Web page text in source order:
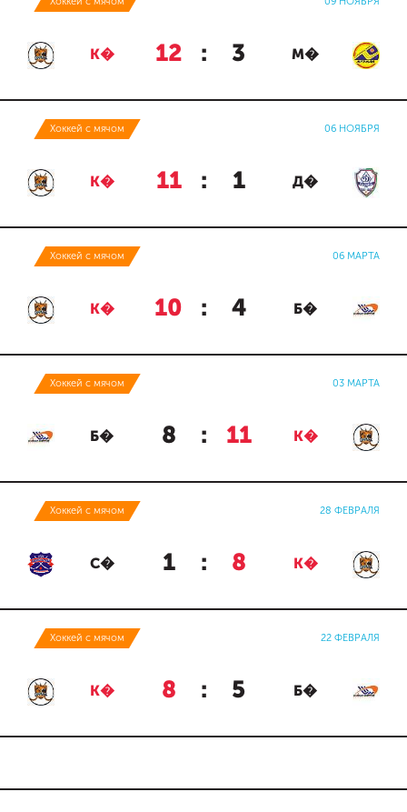
К� 12 : 3 М�
Хоккей с мячом 06 НОЯБРЯ
К� 11 : 1 Д�
Хоккей с мячом 06 МАРТА
К� 10 : 4 Б�
Хоккей с мячом 03 МАРТА
Б� 8 : 11 К�
Хоккей с мячом 28 ФЕВРАЛЯ
С� 1 : 8 К�
Хоккей с мячом 22 ФЕВРАЛЯ
К� 8 : 5 Б�